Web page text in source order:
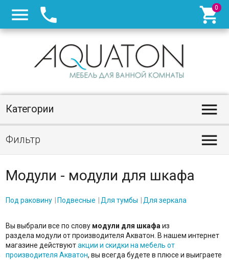
  
Категории 
Фильтр 
Модули - модули для шкафа
Под раковину Подвесные Для тумбы Для зеркала
Вы выбрали все по слову модули для шкафа из
раздела модули от производителя Акватон. В нашем интернет
магазине действуютакции и скидки на мебель от
производителя Акватон, вы всегда будете в плюсе и выиграете